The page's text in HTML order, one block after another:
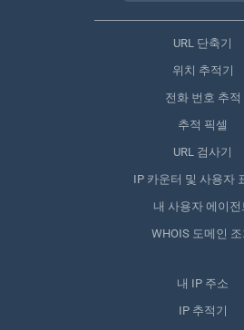
URL 단축기
위치 추적기
전화 번호 추적
추적 픽셀
URL 검사기
IP 카운터 및 사용자
내 사용자 에이전
WHOIS 도메인 조
내 IP 주소
IP 추적기